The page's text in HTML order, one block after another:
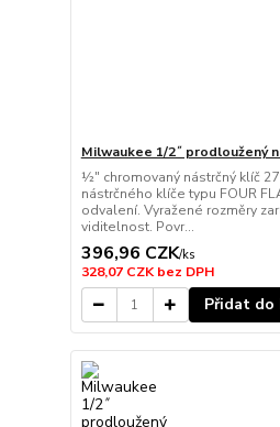
Milwaukee 1/2˝ prodloužený
½″ chromovaný nástrčný klíč
nástrčného klíče typu FOUR
odvalení. Vyražené rozměry
viditelnost. Povr...
396,96 CZK/ks
328,07 CZKbez DPH
Přidat do